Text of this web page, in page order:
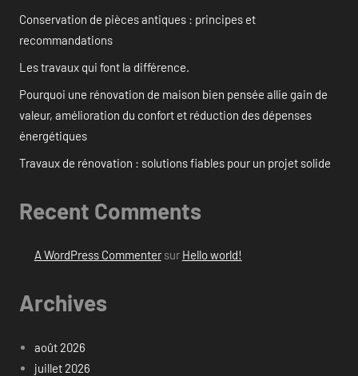
Conservation de pièces antiques : principes et
recommandations
Les travaux qui font la différence.
Pourquoi une rénovation de maison bien pensée allie gain de
valeur, amélioration du confort et réduction des dépenses
énergétiques
Travaux de rénovation : solutions fiables pour un projet solide
Recent Comments
A WordPress Commentersur Hello world!
Archives
août 2026
juillet 2026